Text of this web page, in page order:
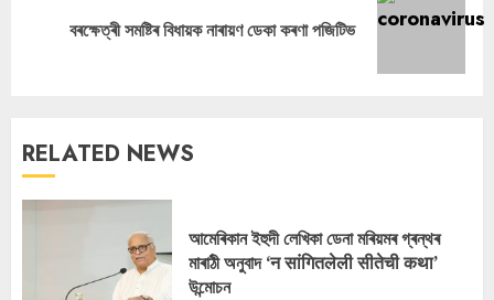
Nextবৰক্ষেত্ৰী সমষ্টিৰ বিধায়ক নাৰায়ণ ডেকা কৰণা পজিটিভ
RELATED NEWS
আমেৰিকান ইহুদী লেখিকা ডেনা মৰিয়মৰ গ্ৰন্থৰ
মাৰাঠী অনুবাদ ‘न सांगितलेली सीतेची कथा’
উন্মোচন